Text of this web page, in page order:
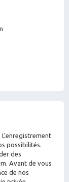
possibilités.
des
Avant de vous
de nos